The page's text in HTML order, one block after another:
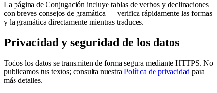
La página de Conjugación incluye tablas de verbos y declinaciones
con breves consejos de gramática — verifica rápidamente las formas
y la gramática directamente mientras traduces.
Privacidad y seguridad de los datos
Todos los datos se transmiten de forma segura mediante HTTPS. No
publicamos tus textos; consulta nuestra Política de privacidad para
más detalles.